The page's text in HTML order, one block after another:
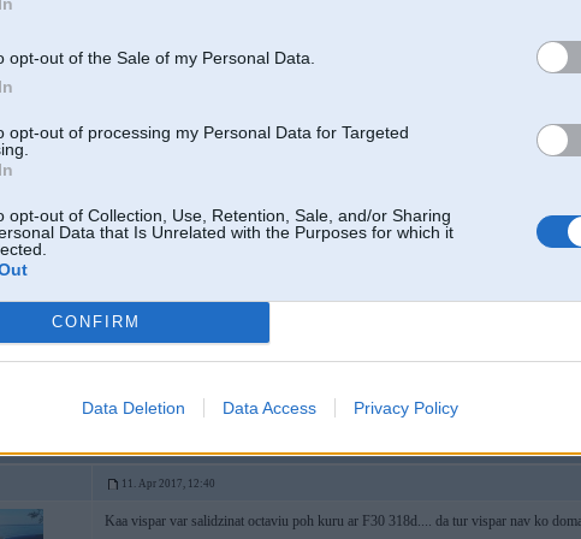
opt-out of the Sale of my Personal Data.
opt-out of processing my Personal Data for Targeted
opt-out of Collection, Use, Retention, Sale, and/or Sharing
Data that Is Unrelated with the Purposes for which it
CONFIRM
Data Deletion Data Access Privacy Policy
i4 M50 `24
11. Apr 2017, 12:36
gaidam 15k
V/43 AUTOCENTRS Piedāvājam auto virsbūves krāsošanu un
11. Apr 2017, 12:40
Kaa vispar var salidzinat octaviu poh kuru ar F30 318d.... da tur vispar nav ko